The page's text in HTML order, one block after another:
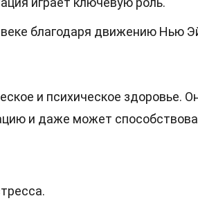
благодаря движению Нью
и психическое здоровье.
и даже может